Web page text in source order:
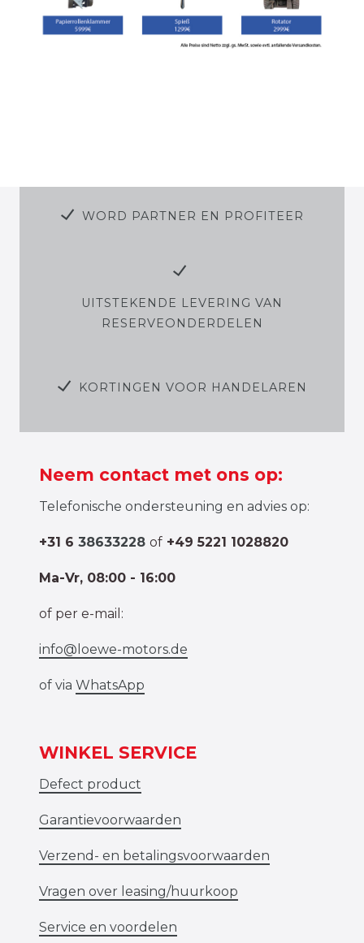
WORD PARTNER EN PROFITEER
UITSTEKENDE LEVERING VAN
RESERVEONDERDELEN
KORTINGEN VOOR HANDELAREN
Neem contact met ons op:
Telefonische ondersteuning en advies op:
+31 6 38633228 of +49 5221 1028820
Ma-Vr, 08:00 - 16:00
of per e-mail:
info@loewe-motors.de
of via WhatsApp
WINKEL SERVICE
Defect product
Garantievoorwaarden
Verzend- en betalingsvoorwaarden
Vragen over leasing/huurkoop
Service en voordelen